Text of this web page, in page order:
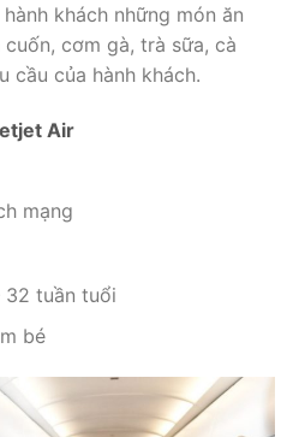
khách những món ăn
cơm gà, trà sữa, cà
cầu của hành khách.
Air
mạng
32 tuần tuổi
bé